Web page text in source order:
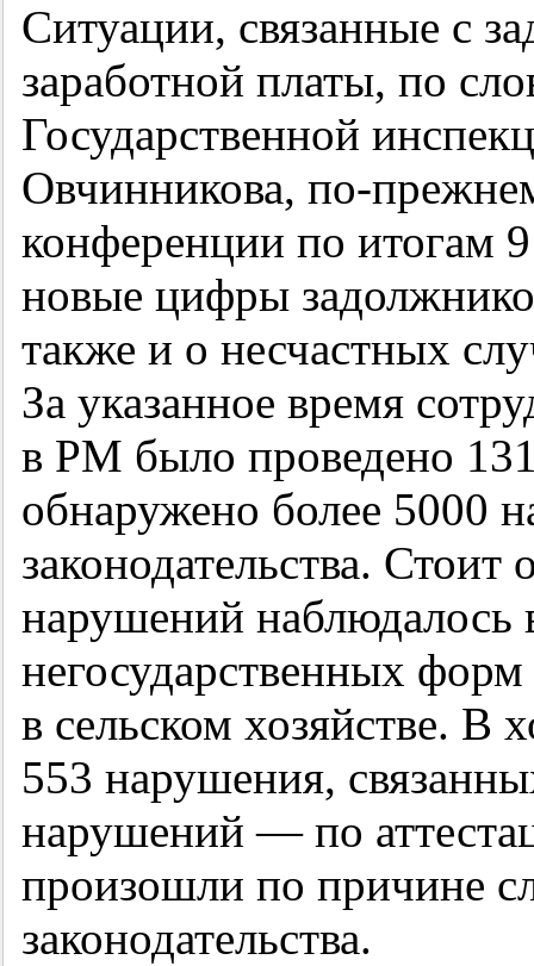
Ситуации, связанные с
заработной платы, по
Государственной
Овчинникова, по-
конференции по итогам
новые цифры
также и о несчастных
За указанное время
в РМ было проведено
обнаружено более 5000
законодательства.
нарушений наблюдалось
негосударственных
в сельском хозяйстве. В
553 нарушения,
нарушений — по
произошли по причине
законодательства.